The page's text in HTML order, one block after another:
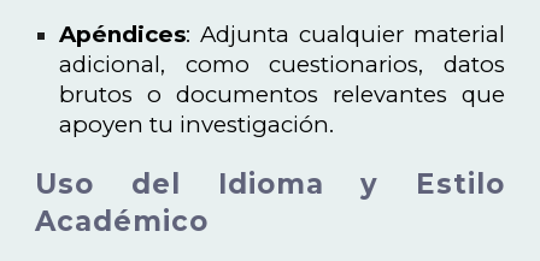
Apéndices: Adjunta cualquier material
adicional, como cuestionarios, datos
brutos o documentos relevantes que
apoyen tu investigación.
Uso del Idioma y Estilo
Académico